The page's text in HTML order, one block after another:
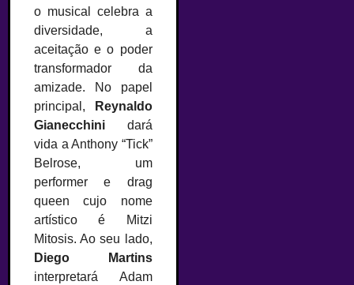
o musical celebra a
diversidade, a
aceitação e o poder
transformador da
amizade. No papel
principal,
Reynaldo
Gianecchini dará
vida a Anthony “Tick”
Belrose, um
performer e drag
queen cujo nome
artístico é Mitzi
Mitosis. Ao seu lado,
Diego Martins
interpretará Adam